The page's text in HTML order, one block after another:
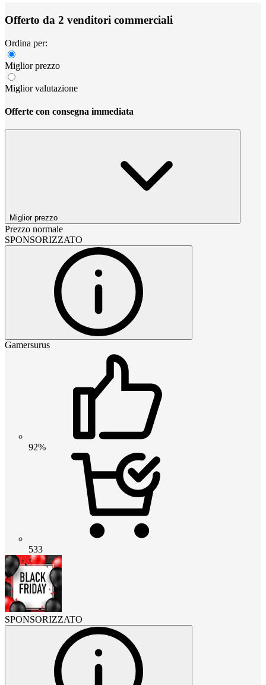
Offerto da 2 venditori commerciali
Ordina per:
Miglior prezzo
Miglior valutazione
Offerte con consegna immediata
Miglior prezzo
Prezzo normale
SPONSORIZZATO
Gamersurus
92%
533
SPONSORIZZATO